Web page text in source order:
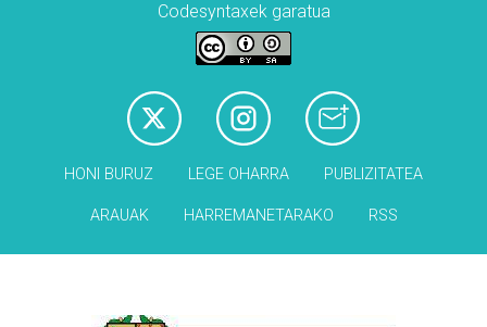
Codesyntaxek garatua
HONI BURUZ LEGE OHARRA PUBLIZITATEA
ARAUAK HARREMANETARAKO RSS